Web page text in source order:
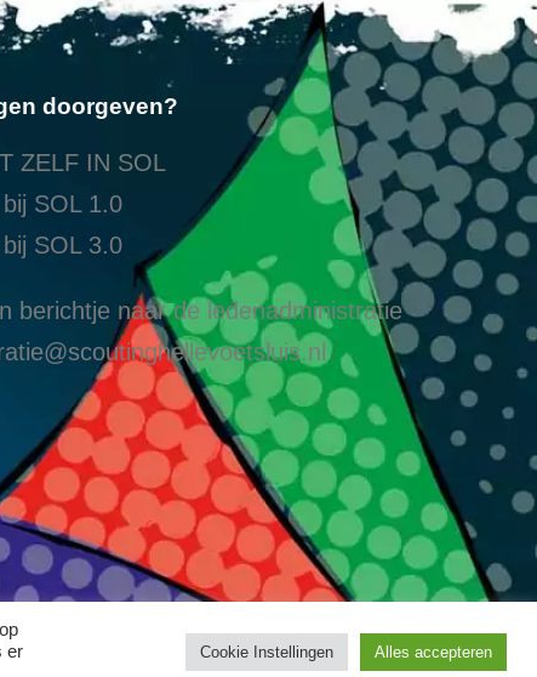
doorgeven?
ZELF IN SOL
SOL 1.0
SOL 3.0
berichtje naar de ledenadministratie
er
Cookie Instellingen Alles accepteren